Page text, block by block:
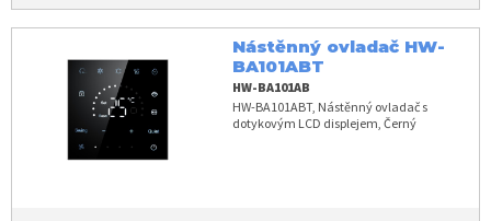
Nástěnný ovladač HW-
BA101ABT
HW-BA101AB
HW-BA101ABT, Nástěnný ovladač s
dotykovým LCD displejem, Černý